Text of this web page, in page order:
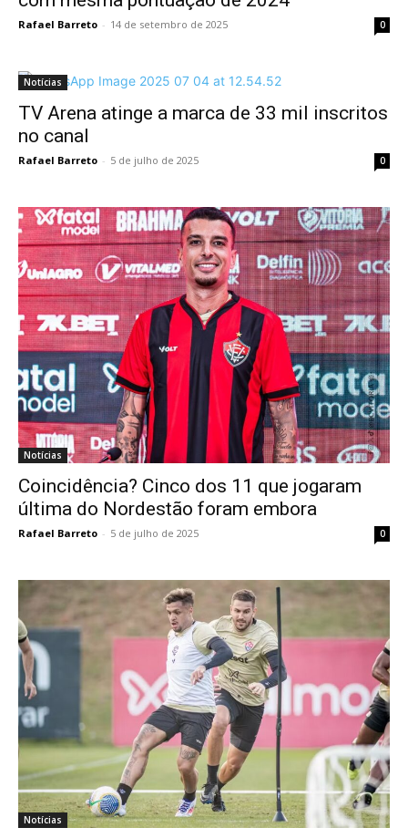
Rafael Barreto - 14 de setembro de 2025 0
Notícias
TV Arena atinge a marca de 33 mil inscritos
no canal
Rafael Barreto - 5 de julho de 2025 0
Notícias
Coincidência? Cinco dos 11 que jogaram
última do Nordestão foram embora
Rafael Barreto - 5 de julho de 2025 0
Notícias